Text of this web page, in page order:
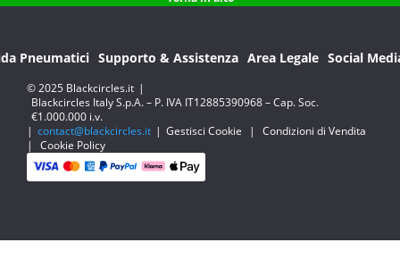
Pneumatici Supporto & Assistenza Area Legale Social
© 2025 Blackcircles.it |
Blackcircles Italy S.p.A. – P. IVA IT12885390968 – Cap. Soc.
€1.000.000 i.v.
| contact@blackcircles.it | Gestisci Cookie |
Condizioni di Vendita
|
Cookie Policy